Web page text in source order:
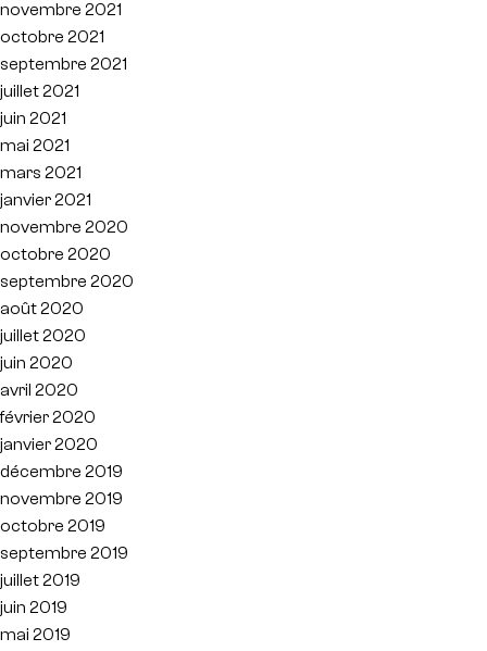
novembre 2021
octobre 2021
septembre 2021
juillet 2021
juin 2021
mai 2021
mars 2021
janvier 2021
novembre 2020
octobre 2020
septembre 2020
août 2020
juillet 2020
juin 2020
avril 2020
février 2020
janvier 2020
décembre 2019
novembre 2019
octobre 2019
septembre 2019
juillet 2019
juin 2019
mai 2019